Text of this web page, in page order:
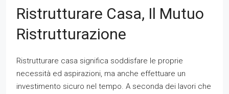
Ristrutturare Casa, Il Mutuo
Ristrutturazione
Ristrutturare casa significa soddisfare le proprie
necessità ed aspirazioni, ma anche effettuare un
investimento sicuro nel tempo. A seconda dei lavori che